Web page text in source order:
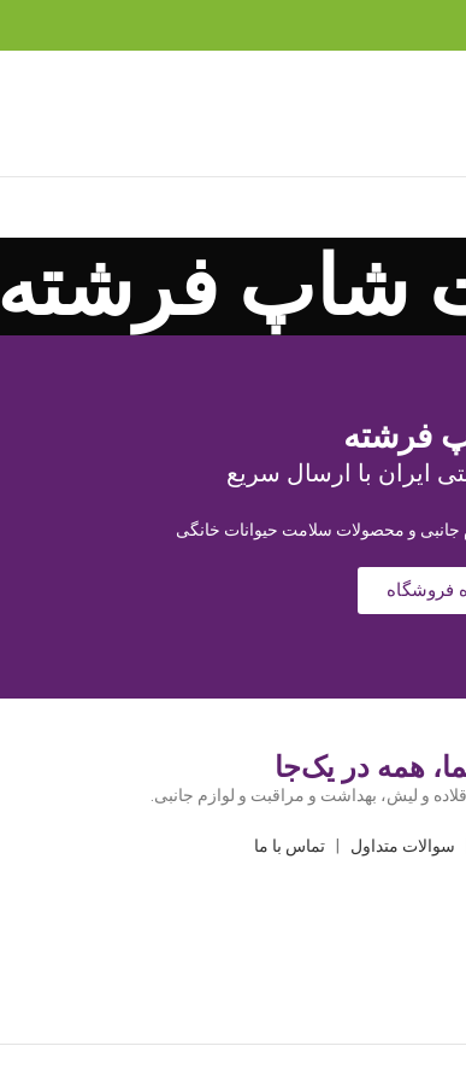
شاپ فرشته
فرشته
ایران با ارسال سریع
جانبی و محصولات سلامت حیوانات خانگی
فروشگاه
همه در یک‌جا
و لیش، بهداشت و مراقبت و لوازم جانبی.
سوالات متداول |تماس با ما